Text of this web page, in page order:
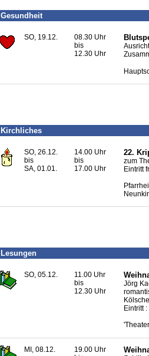
Gesundheit
SO, 19.12.
08.30 Uhr
bis
12.30 Uhr
Kirchliches
SO, 26.12.
bis
SA, 01.01.
14.00 Uhr
bis
17.00 Uhr
22.
zum
Eintritt
Lesungen
SO, 05.12.
11.00 Uhr
bis
12.30 Uhr
Jörg
Eintritt
MI, 08.12.
19.00 Uhr